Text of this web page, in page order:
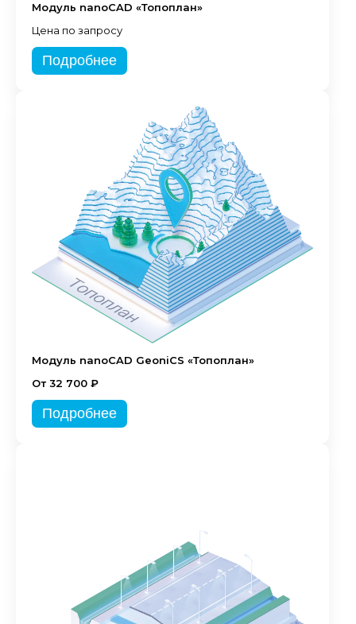
Модуль nanoCAD «Топоплан»
Цена по запросу
Подробнее
Модуль nanoCAD GeoniCS «Топоплан»
От 32 700 ₽
Подробнее